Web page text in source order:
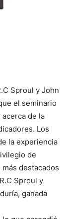
Sproul y John
el seminario
de la
Los
la experiencia
de
destacados
Sproul y
ganada